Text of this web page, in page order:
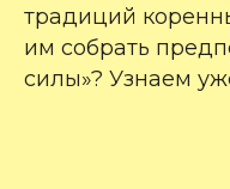
традиций
им собрать
силы»? Узнаем